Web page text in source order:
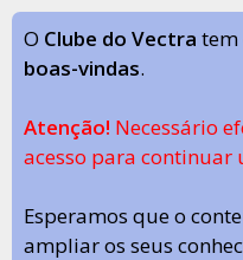
O Clube do Vectra tem
boas-vindas.
Atenção! Necessário
acesso para continuar
Esperamos que o
ampliar os seus